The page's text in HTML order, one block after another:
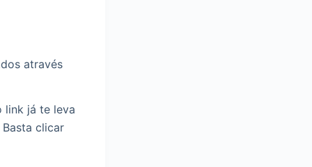
através
link já te leva
Basta clicar